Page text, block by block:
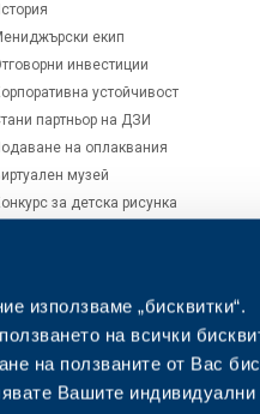
използваме „бисквитки“.
на всички
на ползваните от Вас
Вашите индивидуални
екип
инвестиции
устойчивост
партньор на ДЗИ
на оплаквания
музей
за детска рисунка